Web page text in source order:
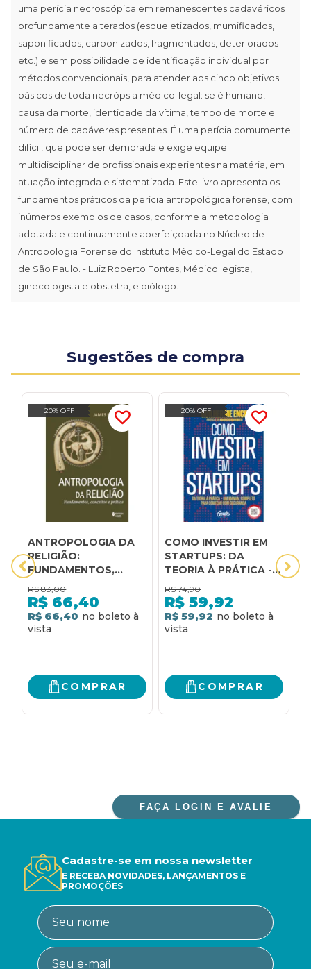
uma perícia necroscópica em remanescentes cadavéricos
profundamente alterados (esqueletizados, mumificados,
saponificados, carbonizados, fragmentados, deteriorados
etc.) e sem possibilidade de identificação individual por
métodos convencionais, para atender aos cinco objetivos
básicos de toda necrópsia médico-legal: se é humano,
causa da morte, identidade da vítima, tempo de morte e
número de cadáveres presentes. É uma perícia comumente
difícil, que pode ser demorada e exige equipe
multidisciplinar de profissionais experientes na matéria, em
atuação integrada e sistematizada. Este livro apresenta os
fundamentos práticos da perícia antropológica forense, com
inúmeros exemplos de casos, conforme a metodologia
adotada e continuamente aperfeiçoada no Núcleo de
Antropologia Forense do Instituto Médico-Legal do Estado
de São Paulo. - Luiz Roberto Fontes, Médico legista,
ginecologista e obstetra, e biólogo.
Sugestões de compra
20% OFF
ANTROPOLOGIA DA
RELIGIÃO:
FUNDAMENTOS,
CONCEITOS E
PRÁTICA
R$ 83,00
R$ 66,40
R$ 66,40
COMPRAR
20% OFF
COMO INVESTIR EM
STARTUPS: DA
TEORIA À PRÁTICA -
UM MANUAL
COMPLETO PARA
COMEÇAR COM
SEGURANÇA
R$ 74,90
R$ 59,92
R$ 59,92
COMPRAR
FAÇA LOGIN E AVALIE
Cadastre-se em nossa newsletter
E RECEBA NOVIDADES, LANÇAMENTOS E
PROMOÇÕES